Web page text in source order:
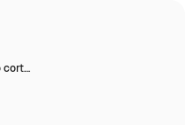
cort…